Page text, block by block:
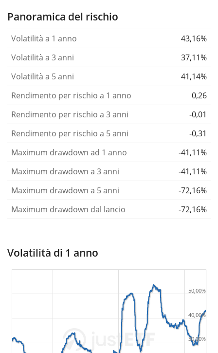
Panoramica del rischio
Volatilità a 1 anno
43,16%
Volatilità a 3 anni
37,11%
Volatilità a 5 anni
41,14%
Rendimento per rischio a 1 anno
0,26
Rendimento per rischio a 3 anni
-0,01
Rendimento per rischio a 5 anni
-0,31
Maximum drawdown ad 1 anno
-41,11%
Maximum drawdown a 3 anni
-41,11%
Maximum drawdown a 5 anni
-72,16%
Maximum drawdown dal lancio
-72,16%
Volatilità di 1 anno
30,00%
40,00%
50,00%